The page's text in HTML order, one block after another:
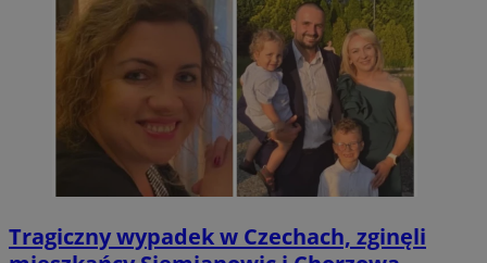
Tragiczny wypadek w Czechach, zginęli